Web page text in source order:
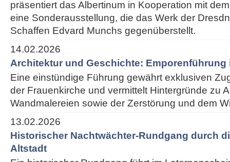
präsentiert das Albertinum in Kooperation mit
eine Sonderausstellung, die das Werk der
Schaffen Edvard Munchs gegenüberstellt.
14.02.2026
Architektur und Geschichte: Emporenführung
Eine einstündige Führung gewährt exklusiven
der Frauenkirche und vermittelt Hintergründe zu
Wandmalereien sowie der Zerstörung und dem
13.02.2026
Historischer Nachtwächter-Rundgang durch
Altstadt